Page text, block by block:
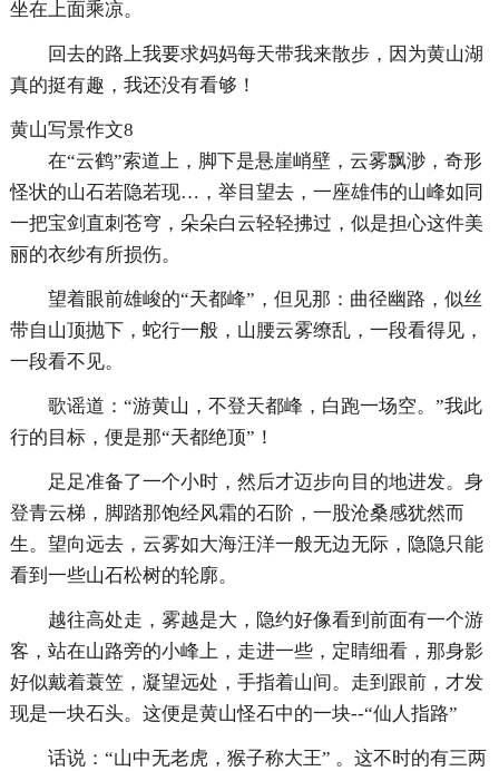
坐在上面乘凉。
回去的路上我要求妈妈每天带我来散步，因为黄山湖
真的挺有趣，我还没有看够！
黄山写景作文8
在“云鹤”索道上，脚下是悬崖峭壁，云雾飘渺，奇形
怪状的山石若隐若现…，举目望去，一座雄伟的山峰如同
一把宝剑直刺苍穹，朵朵白云轻轻拂过，似是担心这件美
丽的衣纱有所损伤。
望着眼前雄峻的“天都峰”，但见那：曲径幽路，似丝
带自山顶抛下，蛇行一般，山腰云雾缭乱，一段看得见，
一段看不见。
歌谣道：“游黄山，不登天都峰，白跑一场空。”我此
行的目标，便是那“天都绝顶”！
足足准备了一个小时，然后才迈步向目的地进发。身
登青云梯，脚踏那饱经风霜的石阶，一股沧桑感犹然而
生。望向远去，云雾如大海汪洋一般无边无际，隐隐只能
看到一些山石松树的轮廓。
越往高处走，雾越是大，隐约好像看到前面有一个游
客，站在山路旁的小峰上，走进一些，定睛细看，那身影
好似戴着蓑笠，凝望远处，手指着山间。走到跟前，才发
现是一块石头。这便是黄山怪石中的一块--“仙人指路”
话说：“山中无老虎，猴子称大王” 。这不时的有三两